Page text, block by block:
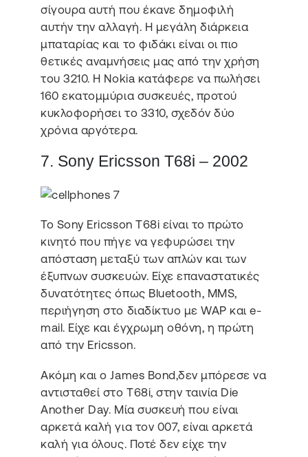
σίγουρα αυτή που έκανε δημοφιλή
αυτήν την αλλαγή. Η μεγάλη διάρκεια
μπαταρίας και το φιδάκι είναι οι πιο
θετικές αναμνήσεις μας από την χρήση
του 3210. Η Nokia κατάφερε να πωλήσει
160 εκατομμύρια συσκευές, προτού
κυκλοφορήσει το 3310, σχεδόν δύο
χρόνια αργότερα.
7. Sony Ericsson T68i – 2002
Το Sony Ericsson T68i είναι το πρώτο
κινητό που πήγε να γεφυρώσει την
απόσταση μεταξύ των απλών και των
έξυπνων συσκευών. Είχε επαναστατικές
δυνατότητες όπως Bluetooth, MMS,
περιήγηση στο διαδίκτυο με WAP και e-
mail. Είχε και έγχρωμη οθόνη, η πρώτη
από την Ericsson.
Ακόμη και ο James Bond,δεν μπόρεσε να
αντισταθεί στο T68i, στην ταινία Die
Another Day. Μία συσκευή που είναι
αρκετά καλή για τον 007, είναι αρκετά
καλή για όλους. Ποτέ δεν είχε την